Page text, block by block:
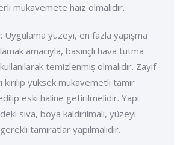
mukavemete haiz olmalıdır.
Uygulama yüzeyi, en fazla yapışma
amacıyla, basınçlı hava tutma
temizlenmiş olmalıdır. Zayıf
kırılıp yüksek mukavemetli tamir
eski haline getirilmelidir. Yapı
sıva, boya kaldırılmalı, yüzeyi
tamiratlar yapılmalıdır.